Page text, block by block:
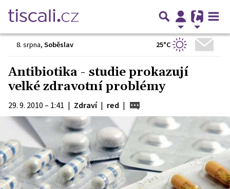
8. srpna, Soběslav 25°C
Antibiotika - studie prokazují
velké zdravotní problémy
29. 9. 2010 – 1:41 | Zdraví | red |